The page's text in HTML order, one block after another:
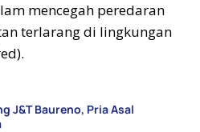
mencegah peredaran
terlarang di lingkungan
J&T Baureno, Pria Asal